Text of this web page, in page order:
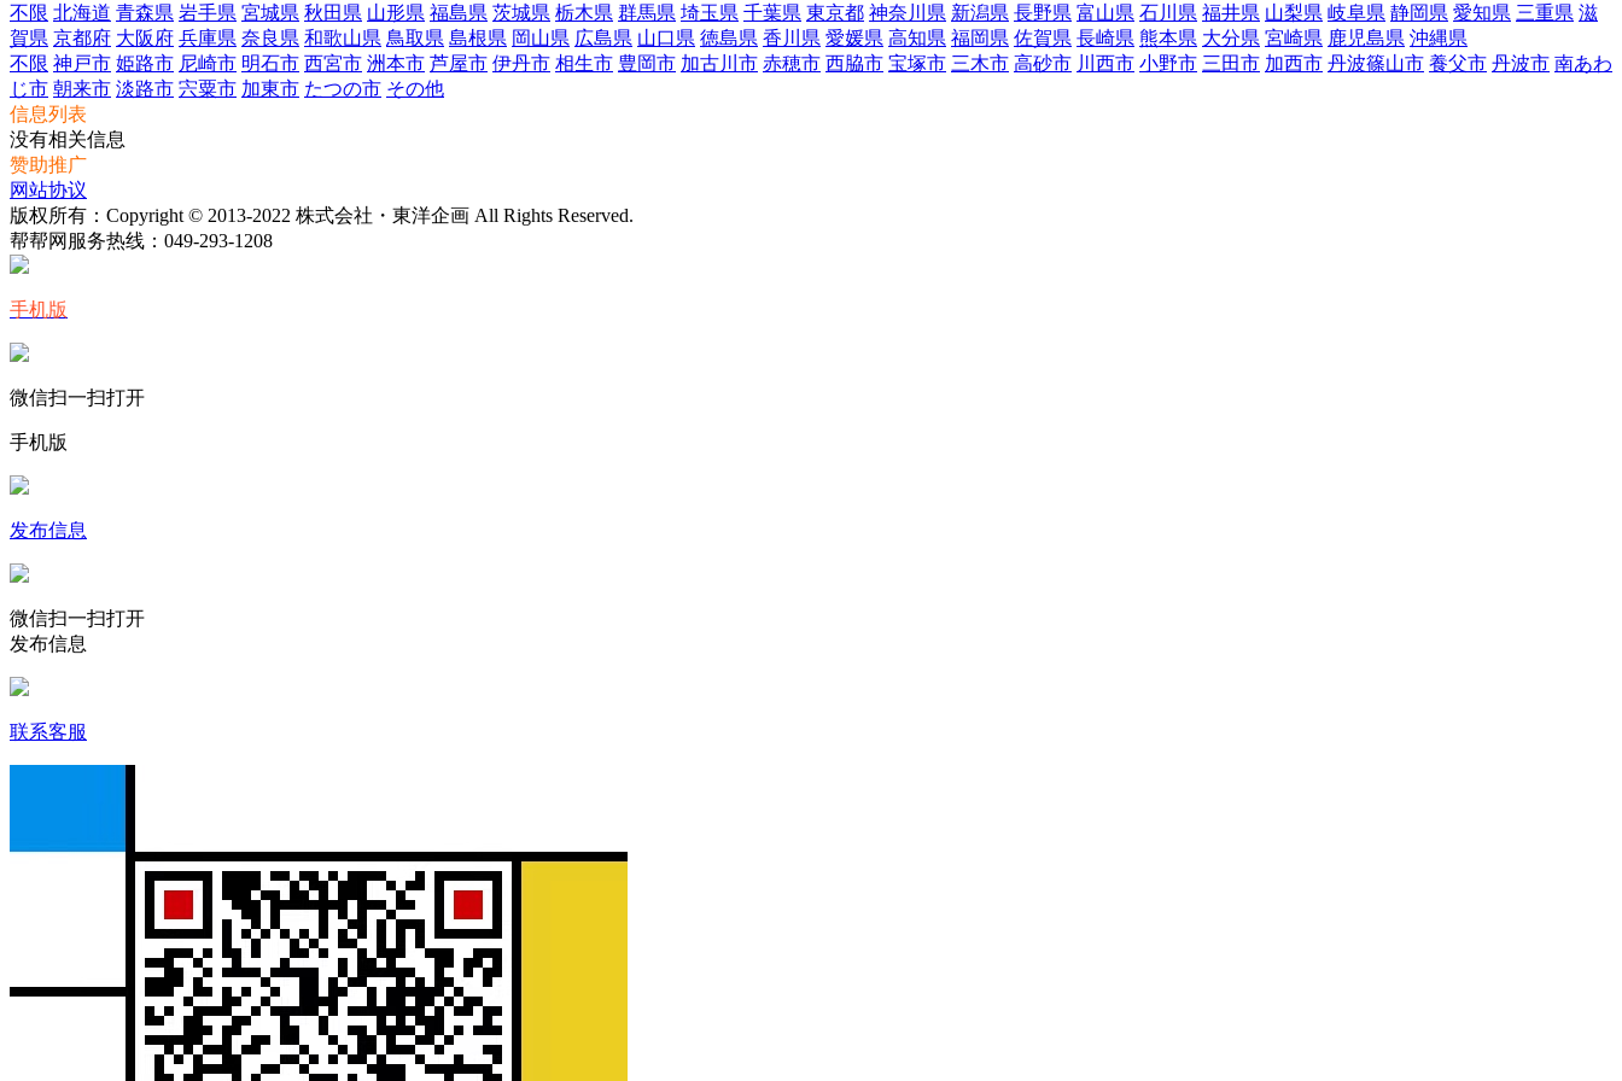
不限 北海道 青森県 岩手県 宮城県 秋田県 山形県 福島県 茨城県 栃木県 群馬県 埼玉県 千葉県 東京都 神奈川県 新潟県 長野県 富山県 石川県 福井県 山梨県 岐阜県 静岡県 愛知県 三重県 滋
賀県 京都府 大阪府 兵庫県 奈良県 和歌山県 鳥取県 島根県 岡山県 広島県 山口県 徳島県 香川県 愛媛県 高知県 福岡県 佐賀県 長崎県 熊本県 大分県 宮崎県 鹿児島県 沖縄県
不限 神戸市 姫路市 尼崎市 明石市 西宮市 洲本市 芦屋市 伊丹市 相生市 豊岡市 加古川市 赤穂市 西脇市 宝塚市 三木市 高砂市 川西市 小野市 三田市 加西市 丹波篠山市 養父市 丹波市 南あわ
じ市 朝来市 淡路市 宍粟市 加東市 たつの市 その他
信息列表
没有相关信息
赞助推广
网站协议
版权所有：Copyright © 2013-2022 株式会社・東洋企画 All Rights Reserved.
帮帮网服务热线： 049-293-1208
手机版
微信扫一扫打开
手机版
发布信息
微信扫一扫打开
发布信息
联系客服